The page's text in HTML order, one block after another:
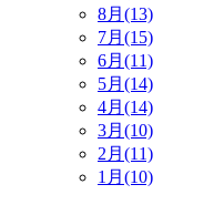
8月(13)
7月(15)
6月(11)
5月(14)
4月(14)
3月(10)
2月(11)
1月(10)